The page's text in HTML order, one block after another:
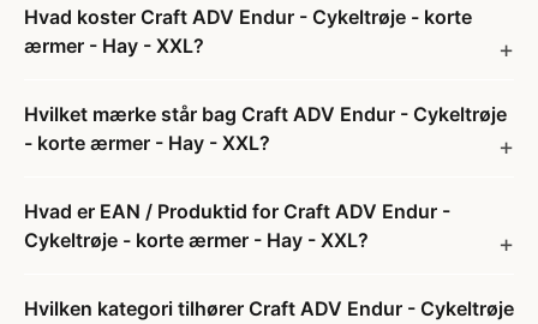
Hvad koster Craft ADV Endur - Cykeltrøje - korte
ærmer - Hay - XXL?
Hvilket mærke står bag Craft ADV Endur - Cykeltrøje
- korte ærmer - Hay - XXL?
Hvad er EAN / Produktid for Craft ADV Endur -
Cykeltrøje - korte ærmer - Hay - XXL?
Hvilken kategori tilhører Craft ADV Endur - Cykeltrøje